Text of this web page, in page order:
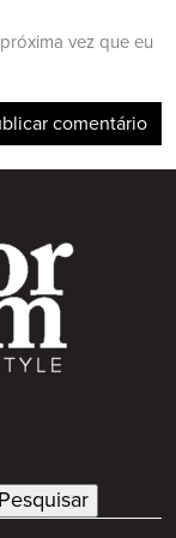
vez que eu